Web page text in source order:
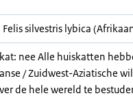
silvestris lybica
nee Alle huiskatten
/ Zuidwest-Aziatische
de hele wereld te